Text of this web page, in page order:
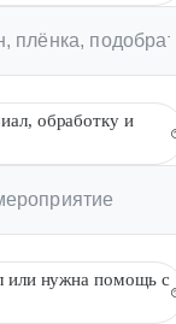
обработку и
или нужна помощь с